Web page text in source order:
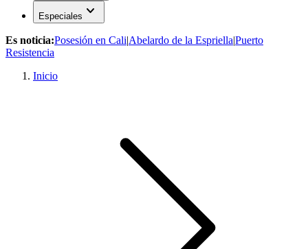
Especiales expand_more
Es noticia:Posesión en Cali|Abelardo de la Espriella|Puerto
Resistencia
Inicio